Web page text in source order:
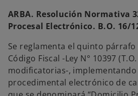
ARBA. Resolución Normativa
Procesal Electrónico. B.O. 16/
Se reglamenta el quinto
Código Fiscal -Ley N° 10397
modificatorias-,
procedimental electrónico de